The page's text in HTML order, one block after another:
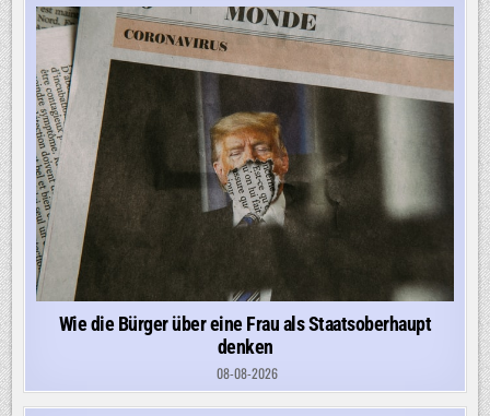
Wie die Bürger über eine Frau als Staatsoberhaupt
denken
08-08-2026